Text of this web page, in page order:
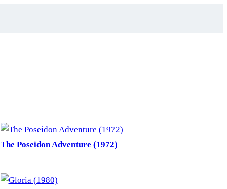
The Poseidon Adventure (1972)